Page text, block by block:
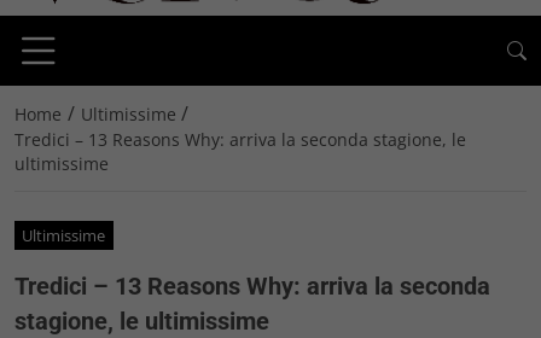
Home / Ultimissime /
Tredici – 13 Reasons Why: arriva la seconda stagione, le
ultimissime
Ultimissime
Tredici – 13 Reasons Why: arriva la seconda
stagione, le ultimissime